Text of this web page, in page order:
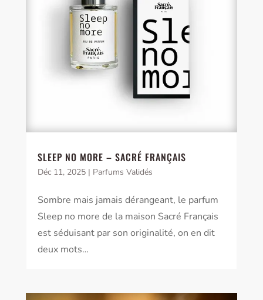
SLEEP NO MORE – SACRÉ FRANÇAIS
Déc 11, 2025| Parfums Validés
Sombre mais jamais dérangeant, le parfum
Sleep no more de la maison Sacré Français
est séduisant par son originalité, on en dit
deux mots…